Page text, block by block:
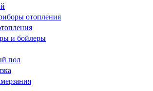
отопления
и бойлеры
пол